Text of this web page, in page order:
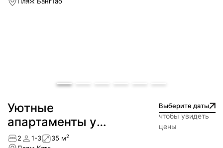
Уютные
апартаменты у
пляжа — Ката
Выберите даты
чтобы увидеть
цены
2 1-3 35 м2